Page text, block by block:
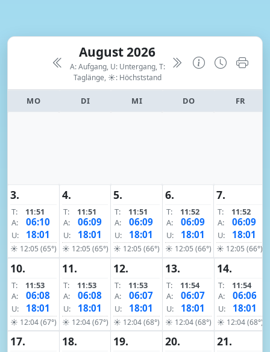
August 2026
A: Aufgang, U: Untergang, T:
Taglänge, ☀: Höchststand
MO DI MI DO FR
3.
T:
11:51
A:
06:10
U: 18:01
☀ 12:05 (65°)
4.
T:
11:51
A:
06:09
U: 18:01
☀ 12:05 (65°)
5.
T:
11:51
A:
06:09
U: 18:01
☀ 12:05 (66°)
6.
T:
11:52
A:
06:09
U: 18:01
☀ 12:05 (66°)
7.
T:
11:52
A:
06:09
U: 18:01
☀ 12:05 (66°)
10.
T:
11:53
A:
06:08
U: 18:01
☀ 12:04 (67°)
11.
T:
11:53
A:
06:08
U: 18:01
☀ 12:04 (67°)
12.
T:
11:53
A:
06:07
U: 18:01
☀ 12:04 (68°)
13.
T:
11:54
A:
06:07
U: 18:01
☀ 12:04 (68°)
14.
T:
11:54
A:
06:06
U: 18:01
☀ 12:04 (68°)
17. 18. 19. 20. 21.